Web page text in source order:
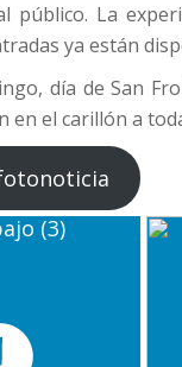
público. La
ya están
día de San
en el carillón a